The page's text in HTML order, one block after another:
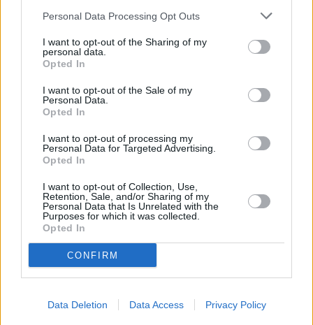
Personal Data Processing Opt Outs
I want to opt-out of the Sharing of my
personal data.
Opted In
I want to opt-out of the Sale of my
Personal Data.
Opted In
I want to opt-out of processing my
Personal Data for Targeted Advertising.
Opted In
I want to opt-out of Collection, Use,
Retention, Sale, and/or Sharing of my
Personal Data that Is Unrelated with the
Purposes for which it was collected.
Opted In
CONFIRM
Data Deletion Data Access Privacy Policy
07 kwietnia 2012, 15:08
Jajko smaczne… bo pogańskie!
Blogi
05 kwietnia 2012, 10:02